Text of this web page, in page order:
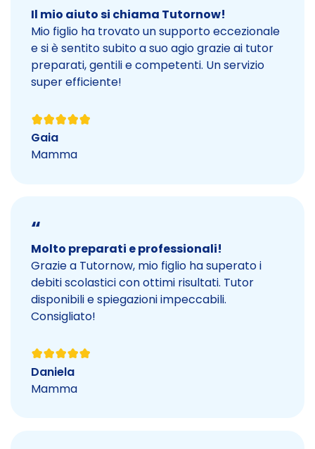
Il mio aiuto si chiama Tutornow!
Mio figlio ha trovato un supporto eccezionale
e si è sentito subito a suo agio grazie ai tutor
preparati, gentili e competenti. Un servizio
super efficiente!
Gaia
Mamma
“
Molto preparati e professionali!
Grazie a Tutornow, mio figlio ha superato i
debiti scolastici con ottimi risultati. Tutor
disponibili e spiegazioni impeccabili.
Consigliato!
Daniela
Mamma